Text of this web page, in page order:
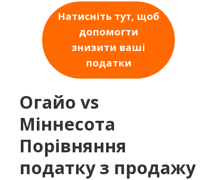
Натисніть тут, щоб
допомогти
знизити ваші
податки
Огайо vs
Міннесота
Порівняння
податку з продажу